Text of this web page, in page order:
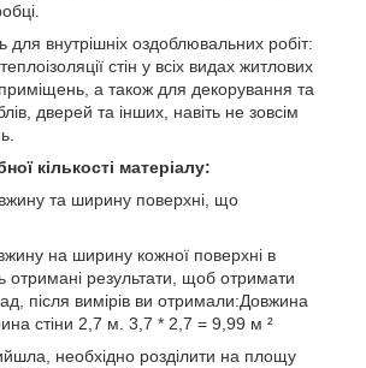
для внутрішніх оздоблювальних робіт:
стін у всіх видах житлових
а також для декорування та
дверей та інших, навіть не зовсім
кількості матеріалу:
та ширину поверхні, що
на ширину кожної поверхні в
отримані результати, щоб отримати
після вимірів ви отримали:Довжина
стіни 2,7 м. 3,7 * 2,7 = 9,99 м ²
необхідно розділити на площу